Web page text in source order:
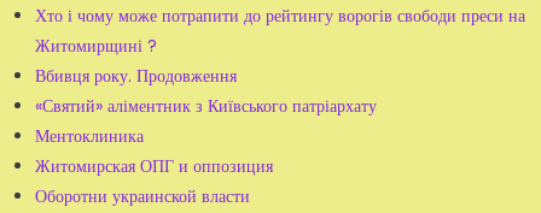
Хто і чому може потрапити до рейтингу ворогів свободи преси на
Житомирщині ?
Вбивця року. Продовження
«Святий» аліментник з Київського патріархату
Ментоклиника
Житомирская ОПГ и оппозиция
Оборотни украинской власти